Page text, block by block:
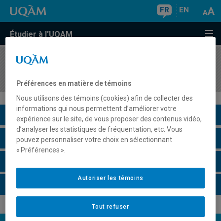
FR EN
Étudier à l'UQAM
COURS//
Description du cours
Horaire - Été 2026
Préférences en matière de témoins
Nous utilisons des témoins (cookies) afin de collecter des
informations qui nous permettent d’améliorer votre
expérience sur le site, de vous proposer des contenus vidéo,
d’analyser les statistiques de fréquentation, etc. Vous
pouvez personnaliser votre choix en sélectionnant
« Préférences ».
Tout refuser
Autoriser les témoins